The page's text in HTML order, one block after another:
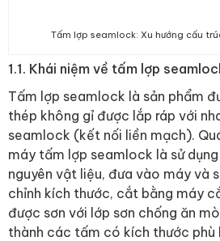
Tấm lợp seamlock: Xu hướng cấu
1.1. Khái niệm về tấm lợp
Tấm lợp seamlock là sản phẩm
thép không gỉ được lắp ráp với
seamlock (kết nối liền mạch).
máy tấm lợp seamlock là sử
nguyên vật liệu, đưa vào máy và
chỉnh kích thước, cắt bằng máy
được sơn với lớp sơn chống ăn
thành các tấm có kích thước phù